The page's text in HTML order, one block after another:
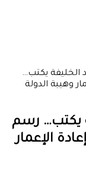
الخليفة يكتب…
وهيبة الدولة
يكتب… رسم
الإعمار